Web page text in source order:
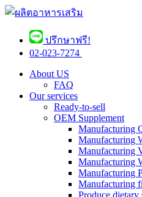
ปรึกษาฟรี!
02-023-7274 ​
About US
FAQ
Our services
Ready-to-sell
OEM Supplement
Manufacturing
Manufacturing
Manufacturing
Manufacturing
Manufacturing
Manufacturing
Produce